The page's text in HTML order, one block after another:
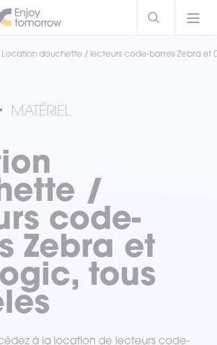
Location douchette / lecteurs code-barres Zebra et
MATÉRIEL
/
code-
Zebra et
tous
à la location de lecteurs code-